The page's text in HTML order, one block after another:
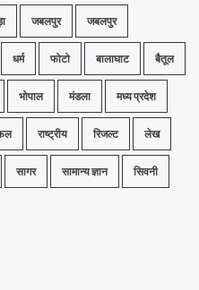
जबलपुर जबलपुर
धर्म फोटो बालाघाट बैतूल
भोपाल मंडला मध्य प्रदेश
राष्ट्रीय रिजल्ट लेख
सागर सामान्य ज्ञान सिवनी